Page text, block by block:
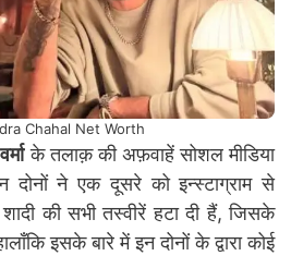
Chahal Net Worth
के तलाक़ की अफ़वाहें सोशल मीडिया
दोनों ने एक दूसरे को इन्स्टाग्राम से
की सभी तस्वीरें हटा दी हैं, जिसके
इसके बारे में इन दोनों के द्वारा कोई